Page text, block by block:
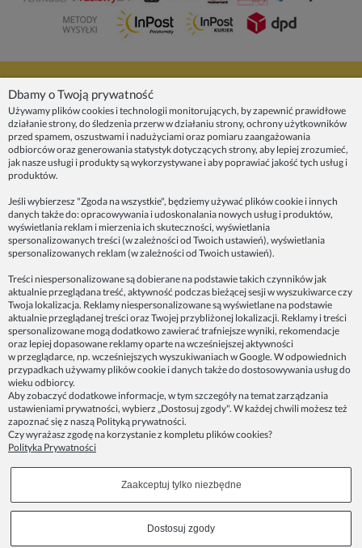
INFORMACJE
ZAINSPIRUJ SIĘ!
Dane firmy:
Spoko Motyw, Małgorzata Nowak-Staszak
ul. Skowronia 3D/4, 30-650 Kraków
telefon: 512821491
e-mail:kontakt@spoko-motyw.pl
konto do wpłat przelewem:
92 1140 2004 0000 3202 7758 0405
Punkt odbioru zamówień:
Pracownia Spoko Motyw
ul. Wadowicka 8i (za szlabanem, wejście z tyłu
budynku), 30-415 Kraków
Copyrights © 2023 - SPOKO-MOTYW.PL
Dbamy o Twoją prywatność
Używamy plików cookies i technologii monitorujących, by zapewnić prawidłowe
działanie strony, do śledzenia przerw w działaniu strony, ochrony użytkowników
przed spamem, oszustwami i nadużyciami oraz pomiaru zaangażowania
odbiorców oraz generowania statystyk dotyczących strony, aby lepiej zrozumieć,
jak nasze usługi i produkty są wykorzystywane i aby poprawiać jakość tych usług i
produktów.
Jeśli wybierzesz "Zgoda na wszystkie", będziemy używać plików cookie i innych
danych także do: opracowywania i udoskonalania nowych usług i produktów,
wyświetlania reklam i mierzenia ich skuteczności, wyświetlania
spersonalizowanych treści (w zależności od Twoich ustawień), wyświetlania
spersonalizowanych reklam (w zależności od Twoich ustawień).
Treści niespersonalizowane są dobierane na podstawie takich czynników jak
aktualnie przeglądana treść, aktywność podczas bieżącej sesji w wyszukiwarce czy
Twoja lokalizacja. Reklamy niespersonalizowane są wyświetlane na podstawie
aktualnie przeglądanej treści oraz Twojej przybliżonej lokalizacji. Reklamy i treści
spersonalizowane mogą dodatkowo zawierać trafniejsze wyniki, rekomendacje
oraz lepiej dopasowane reklamy oparte na wcześniejszej aktywności
w przeglądarce, np. wcześniejszych wyszukiwaniach w Google. W odpowiednich
przypadkach używamy plików cookie i danych także do dostosowywania usług do
wieku odbiorcy.
Aby zobaczyć dodatkowe informacje, w tym szczegóły na temat zarządzania
ustawieniami prywatności, wybierz „Dostosuj zgody". W każdej chwili możesz też
zapoznać się z naszą Polityką prywatności.
Czy wyrażasz zgodę na korzystanie z kompletu plików cookies?
Polityka Prywatności
Zaakceptuj tylko niezbędne
Dostosuj zgody